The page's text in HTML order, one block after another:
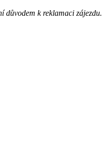
důvodem k reklamaci zájezdu.